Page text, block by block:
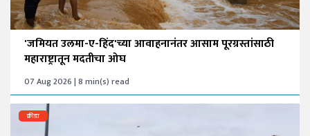
'जमियत उलमा-ए-हिंद'च्या आवाहनानंतर आसाम पूरग्रस्तांसाठी
महाराष्ट्रातून मदतीचा ओघ
07 Aug 2026 | 8 min(s) read
क्रीडा